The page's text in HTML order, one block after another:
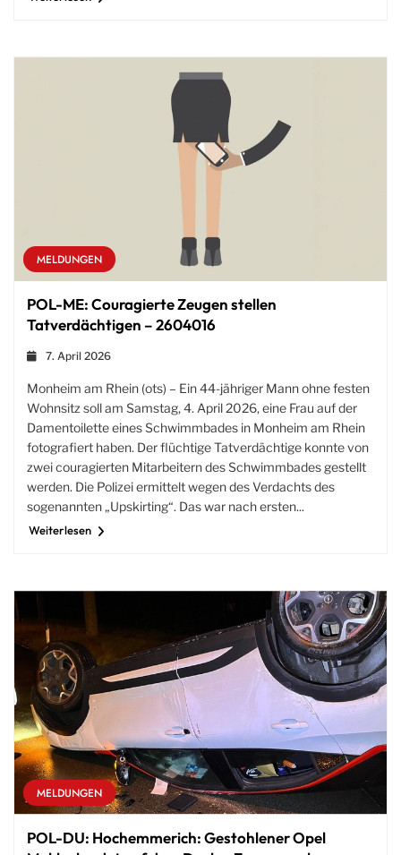
MELDUNGEN
POL-ME: Couragierte Zeugen stellen
Tatverdächtigen – 2604016
7. April 2026
Monheim am Rhein (ots) – Ein 44-jähriger Mann ohne festen
Wohnsitz soll am Samstag, 4. April 2026, eine Frau auf der
Damentoilette eines Schwimmbades in Monheim am Rhein
fotografiert haben. Der flüchtige Tatverdächtige konnte von
zwei couragierten Mitarbeitern des Schwimmbades gestellt
werden. Die Polizei ermittelt wegen des Verdachts des
sogenannten „Upskirting“. Das war nach ersten...
Weiterlesen
MELDUNGEN
POL-DU: Hochemmerich: Gestohlener Opel